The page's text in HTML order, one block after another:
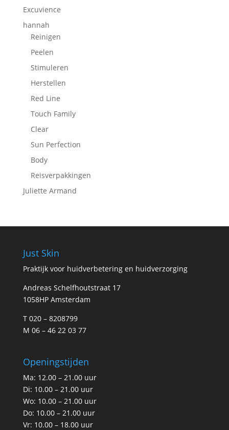
Excuvience
hannah
Reinigen
Peelen
Stimuleren
Herstellen
Red Line
Touch Family
Clear
Sun Perfection
Body
Reisverpakkingen
Juliette Armand
Just Skin
Praktijk voor huidverbetering en huidverzorging
Andreas Schelfhoutstraat 17
1058HP Amsterdam
T 020 – 8208799
M 06 – 46 22 03 77
Openingstijden
Ma: 12.00 – 21.00 uur
Di: 10.00 – 21.00 uur
Wo: 10.00 – 21.00 uur
Do: 10.00 – 21.00 uur
Vr: 10.00 – 18.00 uur